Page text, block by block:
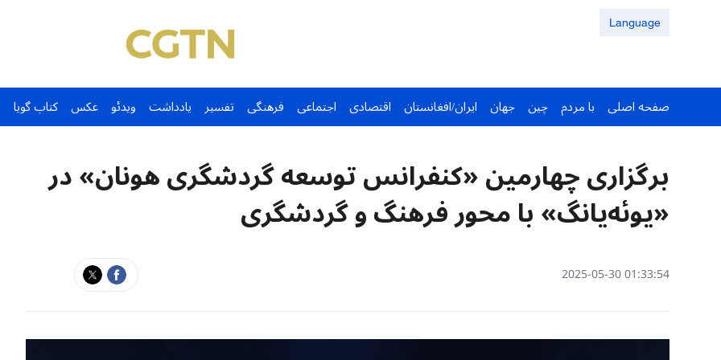
Language
صفحه اصلی با مردم چین جهان ایران/افغانستان اقتصادی اجتماعی فرهنگی تفسیر یادداشت ویدئو عکس کتاب گویا
برگزاری چهارمین «کنفرانس توسعه گردشگری هونان» در
«یوئه‌یانگ» با محور فرهنگ و گردشگری
01:33:54 2025-05-30